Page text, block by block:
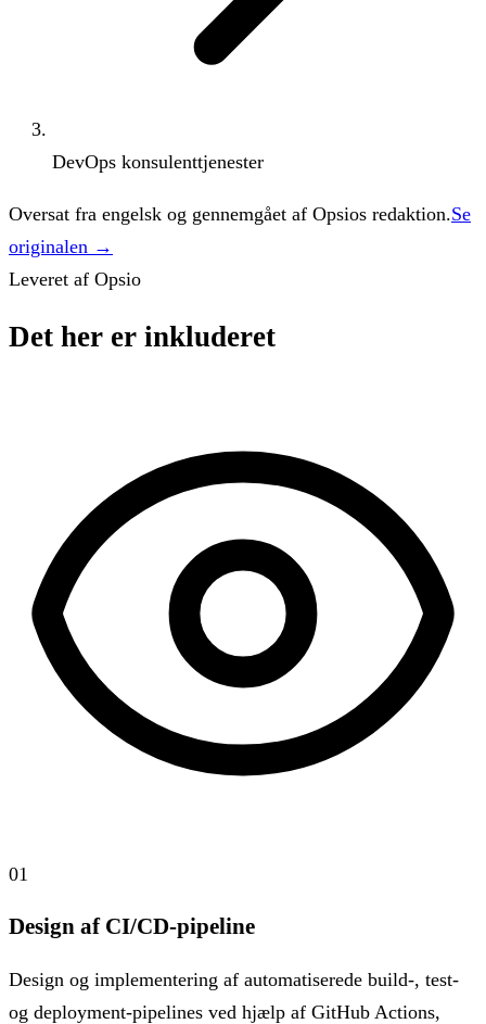
DevOps konsulenttjenester
Oversat fra engelsk og gennemgået af Opsios redaktion.Se
originalen →
Leveret af Opsio
Det her er inkluderet
01
Design af CI/CD-pipeline
Design og implementering af automatiserede build-, test-
og deployment-pipelines ved hjælp af GitHub Actions,